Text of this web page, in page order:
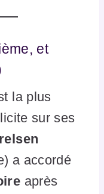
et
la plus
sur ses
a accordé
après